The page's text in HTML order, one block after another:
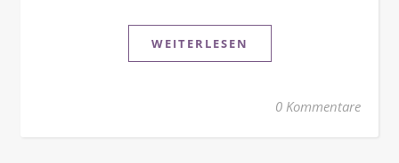
WEITERLESEN
0 Kommentare